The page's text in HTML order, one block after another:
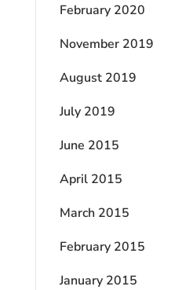
February 2020
November 2019
August 2019
July 2019
June 2015
April 2015
March 2015
February 2015
January 2015